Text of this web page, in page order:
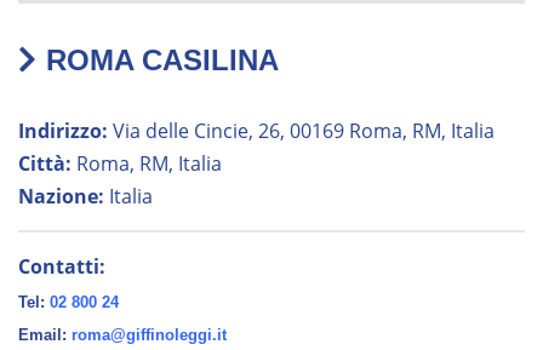
ROMA CASILINA
Indirizzo: Via delle Cincie, 26, 00169 Roma, RM, Italia
Città: Roma, RM, Italia
Nazione: Italia
Contatti:
Tel: 02 800 24
Email: roma@giffinoleggi.it